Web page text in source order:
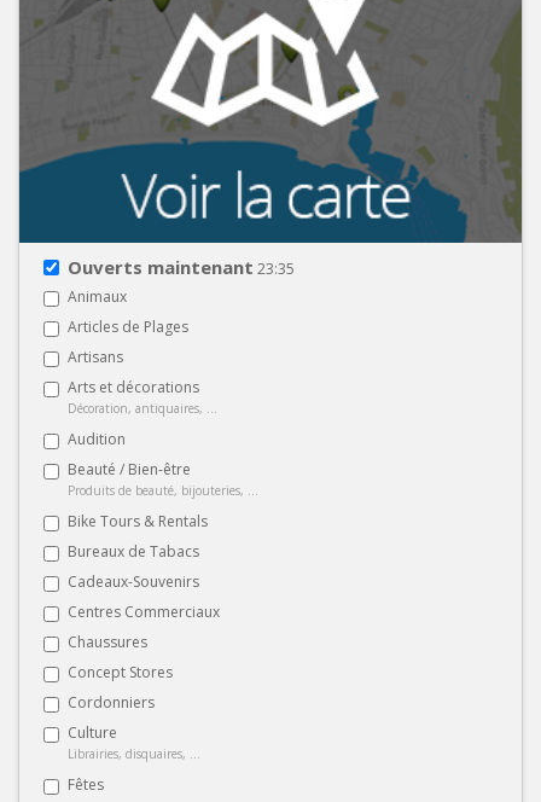
Ouverts maintenant 23:35
Animaux
Articles de Plages
Artisans
Arts et décorations
Décoration, antiquaires, ...
Audition
Beauté / Bien-être
Produits de beauté, bijouteries, ...
Bike Tours & Rentals
Bureaux de Tabacs
Cadeaux-Souvenirs
Centres Commerciaux
Chaussures
Concept Stores
Cordonniers
Culture
Librairies, disquaires, ...
Fêtes